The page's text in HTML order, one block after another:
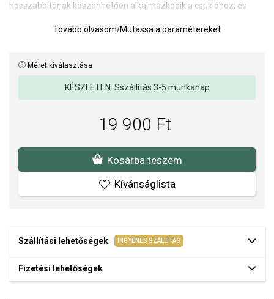
hosszabbítónak köszönhetően alkalmazkodik a csuklóhoz, és
Tovább olvasom/Mutassa a paramétereket
Méret kiválasztása
KÉSZLETEN: Sszállítás 3-5 munkanap
19 900 Ft
Kosárba teszem
Kívánságlista
Szállítási lehetőségek INGYENES SZÁLLÍTÁS
Fizetési lehetőségek